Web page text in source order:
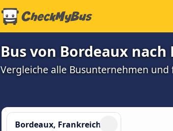
Bus von Bordeaux nach
Vergleiche alle Busunternehmen